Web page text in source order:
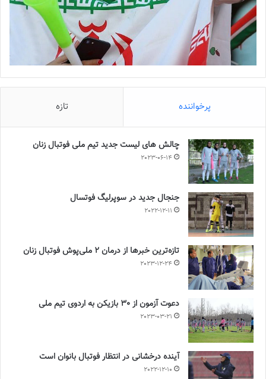
پرخواننده تازه
چالش هاى ليست جدید تيم ملى فوتبال زنان
2023-06-14
جنجال جدید در سوپرلیگ فوتسال
2022-12-11
تازه‌ترین خبرها از درمان ۲ ملی‌پوش فوتبال زنان
2023-12-24
دعوت آزمون از 30 بازیکن به اردوی تیم ملی
2023-03-21
آینده درخشانی در انتظار فوتبال بانوان است
2022-12-10